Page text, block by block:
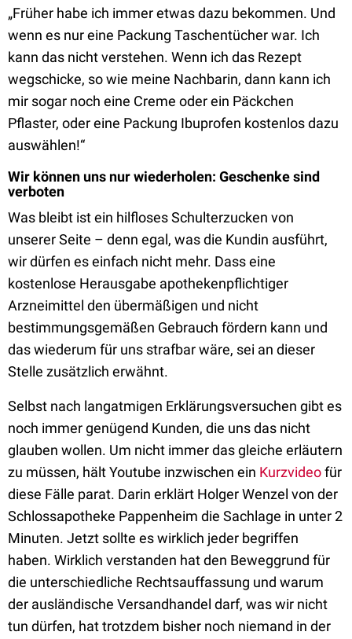
„Früher habe ich immer etwas dazu bekommen. Und
wenn es nur eine Packung Taschentücher war. Ich
kann das nicht verstehen. Wenn ich das Rezept
wegschicke, so wie meine Nachbarin, dann kann ich
mir sogar noch eine Creme oder ein Päckchen
Pflaster, oder eine Packung Ibuprofen kostenlos dazu
auswählen!“
Wir können uns nur wiederholen: Geschenke sind
verboten
Was bleibt ist ein hilfloses Schulterzucken von
unserer Seite – denn egal, was die Kundin ausführt,
wir dürfen es einfach nicht mehr. Dass eine
kostenlose Herausgabe apothekenpflichtiger
Arzneimittel den übermäßigen und nicht
bestimmungsgemäßen Gebrauch fördern kann und
das wiederum für uns strafbar wäre, sei an dieser
Stelle zusätzlich erwähnt.
Selbst nach langatmigen Erklärungsversuchen gibt es
noch immer genügend Kunden, die uns das nicht
glauben wollen. Um nicht immer das gleiche erläutern
zu müssen, hält Youtube inzwischen ein Kurzvideofür
diese Fälle parat. Darin erklärt Holger Wenzel von der
Schlossapotheke Pappenheim die Sachlage in unter 2
Minuten. Jetzt sollte es wirklich jeder begriffen
haben. Wirklich verstanden hat den Beweggrund für
die unterschiedliche Rechtsauffassung und warum
der ausländische Versandhandel darf, was wir nicht
tun dürfen, hat trotzdem bisher noch niemand in der